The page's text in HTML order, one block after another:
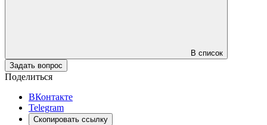
В список
Задать вопрос
Поделиться
ВКонтакте
Telegram
Скопировать ссылку